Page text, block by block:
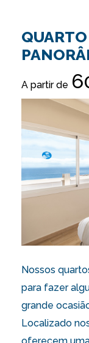
A partir de
Nossos
para fazer
grande
Localizado